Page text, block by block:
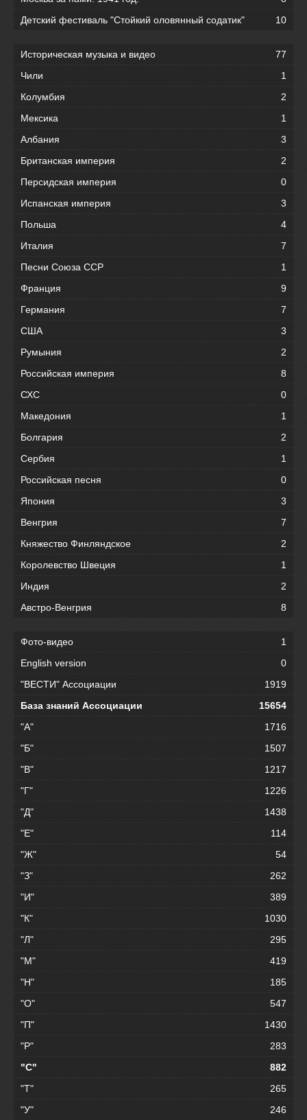
Детский фестиваль "Стойкий оловянный содатик"
10
Историческая музыка и видео
77
Чили
1
Колумбия
2
Мексика
1
Албания
3
Британская империя
2
Персидская империя
0
Испанская империя
3
Польша
4
Италия
7
Песни Союза ССР
1
Франция
9
Германия
7
США
3
Румыния
2
Российская империя
8
СХС
0
Македония
1
Болгария
2
Сербия
1
Российская песня
0
Япония
3
Венгрия
7
Княжество Финляндское
2
Королевство Швеция
1
Индия
2
Австро-Венгрия
8
Фото-видео
1
English version
0
"ВЕСТИ" Ассоциации
1919
База знаний Ассоциации
15654
"А"
1716
"Б"
1507
"В"
1217
"Г"
1226
"Д"
1438
"Е"
114
"Ж"
54
"З"
262
"И"
389
"К"
1030
"Л"
295
"М"
419
"Н"
185
"О"
547
"П"
1430
"Р"
283
"С"
882
"Т"
265
"У"
246